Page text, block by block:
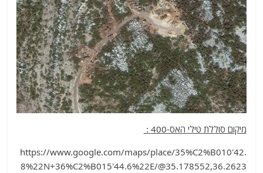
מיקום סוללת טילי האס-400 :
https://www.google.com/maps/place/35%C2%B010'42.
8%22N+36%C2%B015'44.6%22E/@35.178552,36.2623